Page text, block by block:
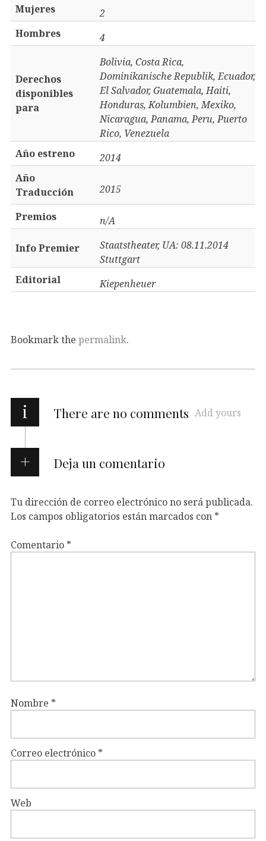
Mujeres
2
Hombres
4
Derechos
disponibles
para
Bolivia, Costa Rica,
Dominikanische Republik, Ecuador,
El Salvador, Guatemala, Haiti,
Honduras, Kolumbien, Mexiko,
Nicaragua, Panama, Peru, Puerto
Rico, Venezuela
Año estreno
2014
Año
Traducción
2015
Premios n/A
Info Premier
Staatstheater, UA: 08.11.2014
Stuttgart
Editorial
Kiepenheuer
Bookmark the permalink.
i There are no comments Add yours
Deja un comentario
Tu dirección de correo electrónico no será publicada.
Los campos obligatorios están marcados con *
Comentario *
Nombre *
Correo electrónico *
Web